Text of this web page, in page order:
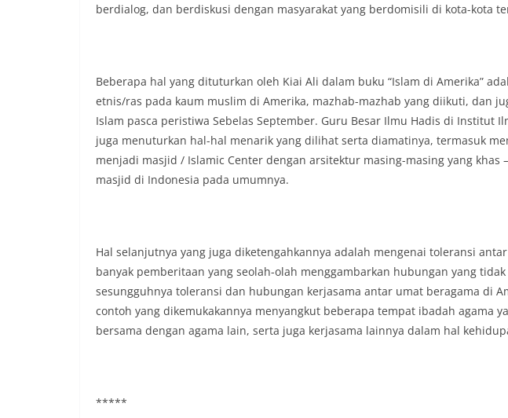
berdialog, dan berdiskusi dengan masyarakat yang berdomisili di kota-kota
Beberapa hal yang dituturkan oleh Kiai Ali dalam buku “Islam di Amerika”
etnis/ras pada kaum muslim di Amerika, mazhab-mazhab yang diikuti, dan
Islam pasca peristiwa Sebelas September. Guru Besar Ilmu Hadis di Institut
juga menuturkan hal-hal menarik yang dilihat serta diamatinya, termasuk
menjadi masjid / Islamic Center dengan arsitektur masing-masing yang khas
masjid di Indonesia pada umumnya.
Hal selanjutnya yang juga diketengahkannya adalah mengenai toleransi
banyak pemberitaan yang seolah-olah menggambarkan hubungan yang
sesungguhnya toleransi dan hubungan kerjasama antar umat beragama di
contoh yang dikemukakannya menyangkut beberapa tempat ibadah agama
bersama dengan agama lain, serta juga kerjasama lainnya dalam hal
*****